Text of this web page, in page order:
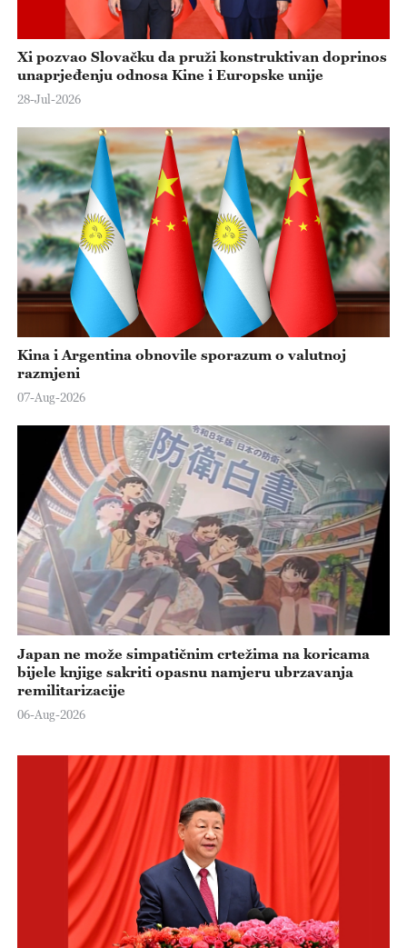
Xi pozvao Slovačku da pruži konstruktivan doprinos
unaprjeđenju odnosa Kine i Europske unije
28-Jul-2026
Kina i Argentina obnovile sporazum o valutnoj
razmjeni
07-Aug-2026
Japan ne može simpatičnim crtežima na koricama
bijele knjige sakriti opasnu namjeru ubrzavanja
remilitarizacije
06-Aug-2026